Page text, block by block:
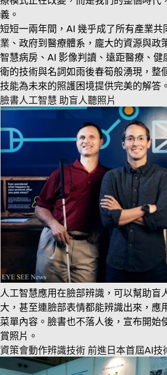
義。
短短一兩年間，AI 幾乎成了所有產業共
業、政府到醫療體系，龐大的資源與政
智慧病房、AI 影像判讀、遠距醫療、
衛的技術與名詞如雨後春筍般湧現，整
技能為未來的照護困境提供完美的解答。
臉書人工智慧 助盲人聽照片
人工智慧應用在臉部辨識，可以幫助盲
大，甚至連臉部表情都能辨識出來，應
菜單內容。臉書也不落人後，宣布開始
賞照片。
資策會動作辨識技術 前進日本首屆AI技